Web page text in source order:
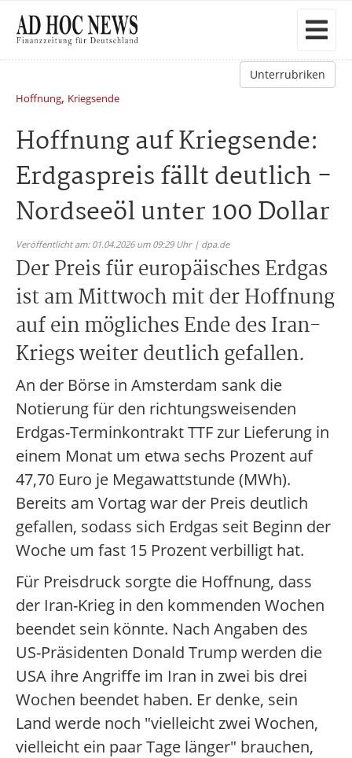
Unterrubriken
Hoffnung, Kriegsende
Hoffnung auf Kriegsende:
Erdgaspreis fällt deutlich -
Nordseeöl unter 100 Dollar
Veröffentlicht am: 01.04.2026 um 09:29 Uhr | dpa.de
Der Preis für europäisches Erdgas
ist am Mittwoch mit der Hoffnung
auf ein mögliches Ende des Iran-
Kriegs weiter deutlich gefallen.
An der Börse in Amsterdam sank die
Notierung für den richtungsweisenden
Erdgas-Terminkontrakt TTF zur Lieferung in
einem Monat um etwa sechs Prozent auf
47,70 Euro je Megawattstunde (MWh).
Bereits am Vortag war der Preis deutlich
gefallen, sodass sich Erdgas seit Beginn der
Woche um fast 15 Prozent verbilligt hat.
Für Preisdruck sorgte die Hoffnung, dass
der Iran-Krieg in den kommenden Wochen
beendet sein könnte. Nach Angaben des
US-Präsidenten Donald Trump werden die
USA ihre Angriffe im Iran in zwei bis drei
Wochen beendet haben. Er denke, sein
Land werde noch "vielleicht zwei Wochen,
vielleicht ein paar Tage länger" brauchen,